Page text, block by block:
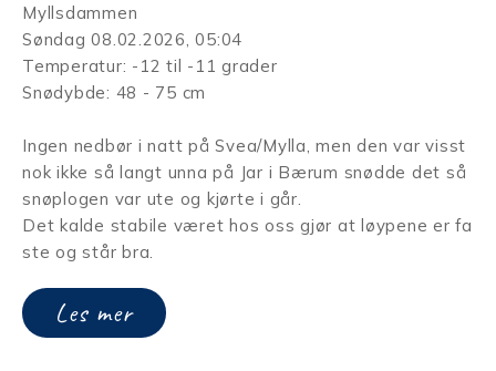
Myllsdammen
Søndag 08.02.2026, 05:04
Temperatur: -12 til -11 grader
Snødybde: 48 - 75 cm
Ingen nedbør i natt på Svea/Mylla, men den var visst
nok ikke så langt unna på Jar i Bærum snødde det så
snøplogen var ute og kjørte i går.
Det kalde stabile været hos oss gjør at løypene er fa
ste og står bra.
Les mer